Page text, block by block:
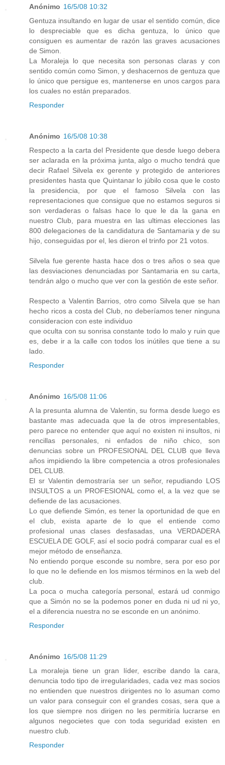
Anónimo 16/5/08 10:32
Gentuza insultando en lugar de usar el sentido común, dice
lo despreciable que es dicha gentuza, lo único que
consiguen es aumentar de razón las graves acusaciones
de Simon.
La Moraleja lo que necesita son personas claras y con
sentido común como Simon, y deshacernos de gentuza que
lo único que persigue es, mantenerse en unos cargos para
los cuales no están preparados.
Responder
Anónimo 16/5/08 10:38
Respecto a la carta del Presidente que desde luego debera
ser aclarada en la próxima junta, algo o mucho tendrá que
decir Rafael Silvela ex gerente y protegido de anteriores
presidentes hasta que Quintanar lo júbilo cosa que le costo
la presidencia, por que el famoso Silvela con las
representaciones que consigue que no estamos seguros si
son verdaderas o falsas hace lo que le da la gana en
nuestro Club, para muestra en las ultimas elecciones las
800 delegaciones de la candidatura de Santamaria y de su
hijo, conseguidas por el, les dieron el trinfo por 21 votos.
Silvela fue gerente hasta hace dos o tres años o sea que
las desviaciones denunciadas por Santamaria en su carta,
tendrán algo o mucho que ver con la gestión de este señor.
Respecto a Valentin Barrios, otro como Silvela que se han
hecho ricos a costa del Club, no deberíamos tener ninguna
consideracion con este individuo
que oculta con su sonrisa constante todo lo malo y ruin que
es, debe ir a la calle con todos los inútiles que tiene a su
lado.
Responder
Anónimo 16/5/08 11:06
A la presunta alumna de Valentin, su forma desde luego es
bastante mas adecuada que la de otros impresentables,
pero parece no entender que aquí no existen ni insultos, ni
rencillas personales, ni enfados de niño chico, son
denuncias sobre un PROFESIONAL DEL CLUB que lleva
años impidiendo la libre competencia a otros profesionales
DEL CLUB.
El sr Valentin demostraría ser un señor, repudiando LOS
INSULTOS a un PROFESIONAL como el, a la vez que se
defiende de las acusaciones.
Lo que defiende Simón, es tener la oportunidad de que en
el club, exista aparte de lo que el entiende como
profesional unas clases desfasadas, una VERDADERA
ESCUELA DE GOLF, así el socio podrá comparar cual es el
mejor método de enseñanza.
No entiendo porque esconde su nombre, sera por eso por
lo que no le defiende en los mismos términos en la web del
club.
La poca o mucha categoría personal, estará ud conmigo
que a Simón no se la podemos poner en duda ni ud ni yo,
el a diferencia nuestra no se esconde en un anónimo.
Responder
Anónimo 16/5/08 11:29
La moraleja tiene un gran líder, escribe dando la cara,
denuncia todo tipo de irregularidades, cada vez mas socios
no entienden que nuestros dirigentes no lo asuman como
un valor para conseguir con el grandes cosas, sera que a
los que siempre nos dirigen no les permitiría lucrarse en
algunos negocietes que con toda seguridad existen en
nuestro club.
Responder